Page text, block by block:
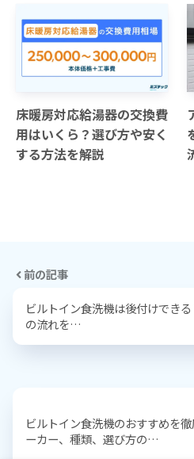
床暖房対応給湯器の交換費
用はいくら？選び方や安く
する方法を解説
前の記事
ビルトイン食洗機は後付けでき
の流れを…
ビルトイン食洗機のおすすめを
ーカー、種類、選び方の…